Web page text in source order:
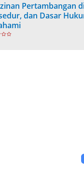
Pertambangan
dan Dasar